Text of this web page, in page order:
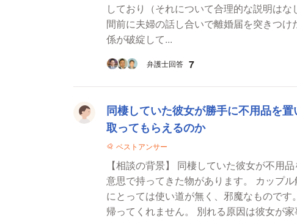
しており（それについて合理的な説明は
間前に夫婦の話し合いで離婚届を突きつ
係が破綻して...
弁護士回答 7
同棲していた彼女が勝手に不用品を
取ってもらえるのか
ベストアンサー
【相談の背景】 同棲していた彼女が不用品を置いていった。 同
意思で持ってきた物があります。 カップ
にとっては使い道が無く、邪魔なもので
帰ってくれません。 別れる原因は彼女が家事が出来なくて、それをサポートしていたんです